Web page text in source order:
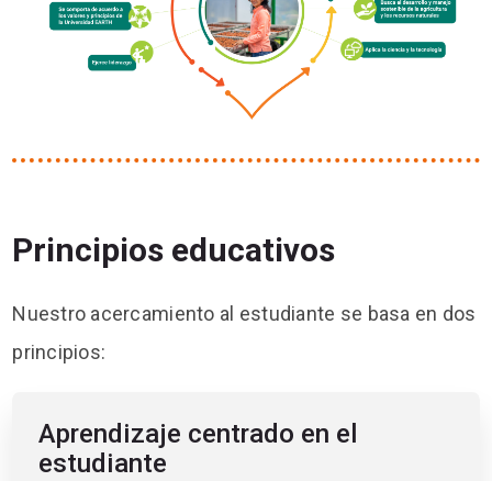
Principios educativos
Nuestro acercamiento al estudiante se basa en dos
principios:
Aprendizaje centrado en el
estudiante